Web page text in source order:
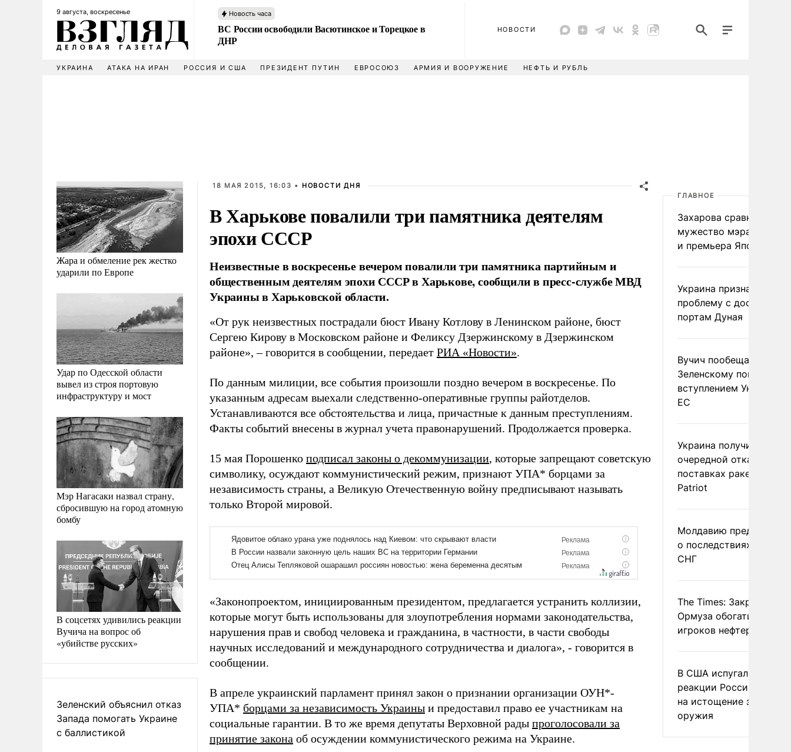
9 августа, воскресенье Новость часа
ВС России освободили Васютинское и Торецкое в
ДНР
НОВОСТИ
УКРАИНА АТАКА НА ИРАН РОССИЯ И США ПРЕЗИДЕНТ ПУТИН ЕВРОСОЮЗ АРМИЯ И ВООРУЖЕНИЕ НЕФТЬ И РУБЛЬ
Жара и обмеление рек жестко
ударили по Европе
Удар по Одесской области
вывел из строя портовую
инфраструктуру и мост
Мэр Нагасаки назвал страну,
сбросившую на город атомную
бомбу
В соцсетях удивились реакции
Вучича на вопрос об
«убийстве русских»
Зеленский объяснил отказ
Запада помогать Украине
с баллистикой
18 МАЯ 2015, 16:03 • НОВОСТИ ДНЯ
В Харькове повалили три памятника деятелям
эпохи СССР
Неизвестные в воскресенье вечером повалили три памятника партийным и
общественным деятелям эпохи СССР в Харькове, сообщили в пресс-службе МВД
Украины в Харьковской области.
«От рук неизвестных пострадали бюст Ивану Котлову в Ленинском районе, бюст
Сергею Кирову в Московском районе и Феликсу Дзержинскому в Дзержинском
районе», – говорится в сообщении, передает РИА «Новости».
По данным милиции, все события произошли поздно вечером в воскресенье. По
указанным адресам выехали следственно-оперативные группы райотделов.
Устанавливаются все обстоятельства и лица, причастные к данным преступлениям.
Факты событий внесены в журнал учета правонарушений. Продолжается проверка.
15 мая Порошенко подписал законы о декоммунизации, которые запрещают советскую
символику, осуждают коммунистический режим, признают УПА* борцами за
независимость страны, а Великую Отечественную войну предписывают называть
только Второй мировой.
«Законопроектом, инициированным президентом, предлагается устранить коллизии,
которые могут быть использованы для злоупотребления нормами законодательства,
нарушения прав и свобод человека и гражданина, в частности, в части свободы
научных исследований и международного сотрудничества и диалога», - говорится в
сообщении.
В апреле украинский парламент принял закон о признании организации ОУН*-
УПА* борцами за независимость Украины и предоставил право ее участникам на
социальные гарантии. В то же время депутаты Верховной рады проголосовали за
принятие закона об осуждении коммунистического режима на Украине.
ГЛАВНОЕ
Захарова сравнила
мужество мэра
и премьера Японии
Украина признала
проблему с доступом к
портам Дуная
Вучич пообещал
Зеленскому помочь со
вступлением Украины в
ЕС
Украина получила
очередной отказ в
поставках ракет для
Patriot
Молдавию
о последствиях выхода
СНГ
The Times: Закрытие
Ормуза обогатило
игроков нефтерынка
В США испугались
реакции России и
на истощение запасов
оружия